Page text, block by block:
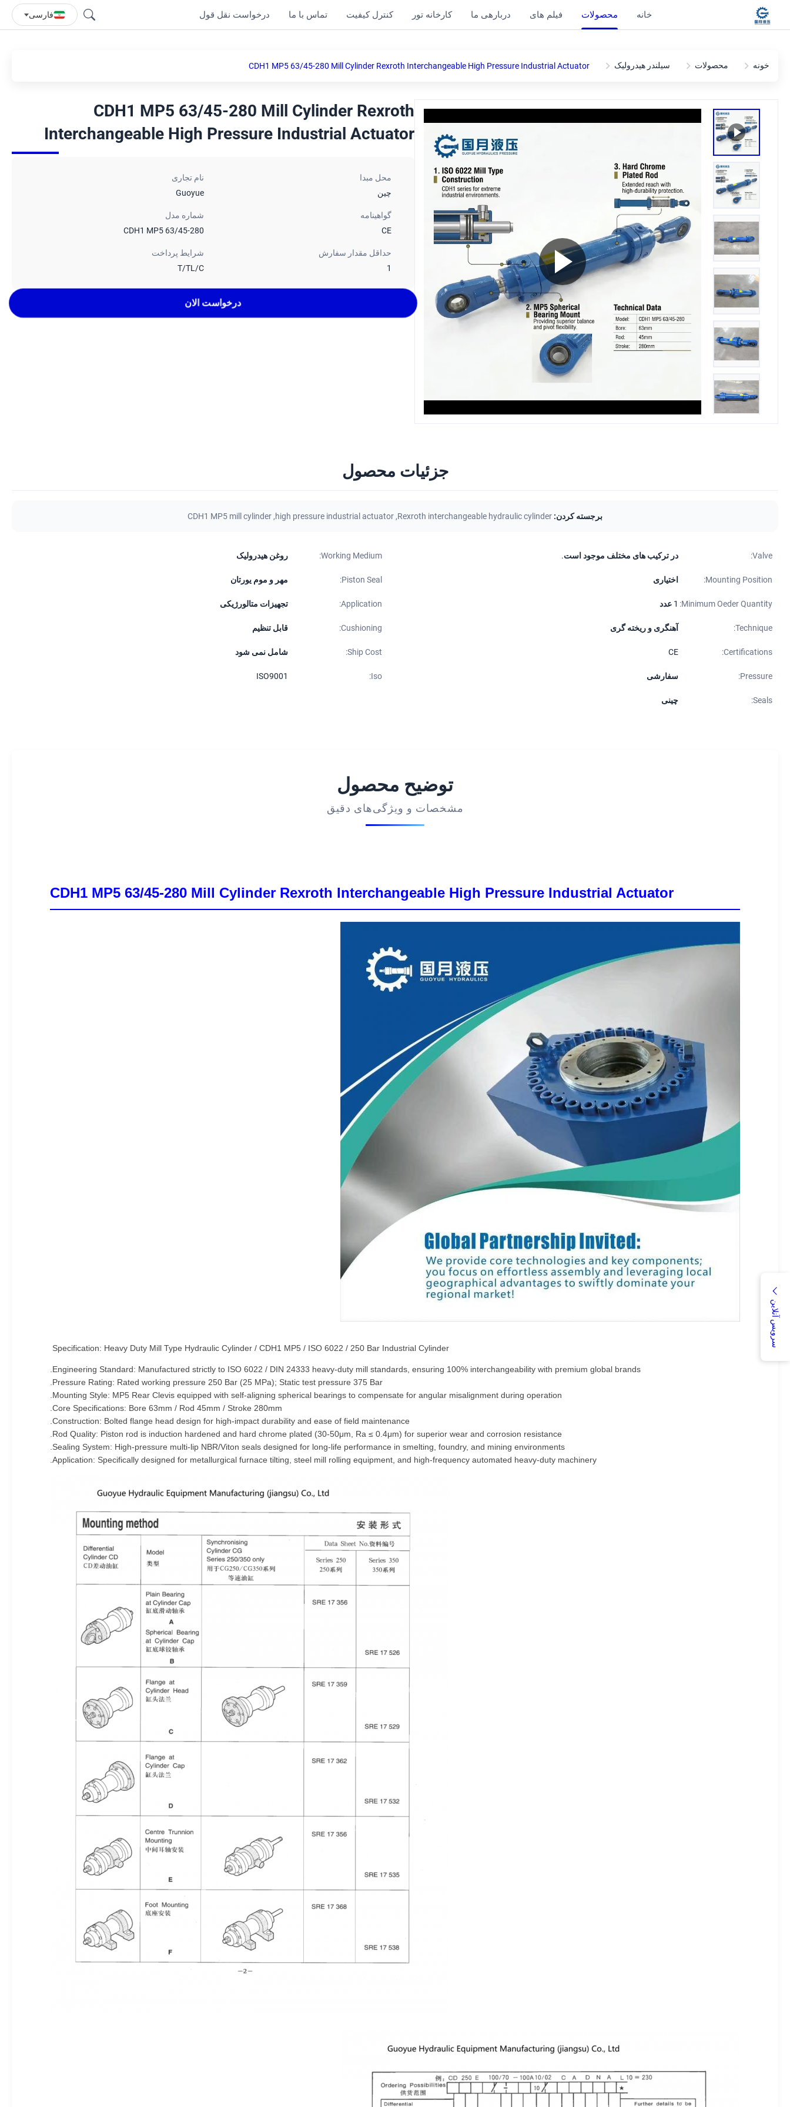
خانه محصولات فیلم های دربارهی ما کارخانه تور کنترل کیفیت تماس با ما درخواست نقل قول فارسی
سرویس آنلاین
خونه محصولات سیلندر هیدرولیک CDH1 MP5 63/45-280 Mill Cylinder Rexroth Interchangeable High Pressure Industrial Actuator
CDH1 MP5 63/45-280 Mill Cylinder Rexroth
Interchangeable High Pressure Industrial Actuator
محل مبدا
چین
نام تجاری
Guoyue
گواهینامه
CE
شماره مدل
CDH1 MP5 63/45-280
حداقل مقدار سفارش
1
شرایط پرداخت
T/TL/C
درخواست الان
جزئیات محصول
برجسته کردن: Rexroth interchangeable hydraulic cylinder
,
high pressure industrial actuator
,
CDH1 MP5 mill cylinder
Valve: در ترکیب های مختلف موجود است. Working Medium: روغن هیدرولیک
Mounting Position: اختیاری Piston Seal: مهر و موم یورتان
Minimum Oeder Quantity: 1 عدد Application: تجهیزات متالورژیکی
Technique: آهنگری و ریخته گری Cushioning: قابل تنظیم
Certifications:
CE
Ship Cost: شامل نمی شود
Pressure: سفارشی Iso:
ISO9001
Seals: چینی
توضیح محصول
مشخصات و ویژگی‌های دقیق
CDH1 MP5 63/45-280 Mill Cylinder Rexroth Interchangeable High Pressure Industrial Actuator
Specification: Heavy Duty Mill Type Hydraulic Cylinder / CDH1 MP5 / ISO 6022 / 250 Bar Industrial Cylinder
Engineering Standard: Manufactured strictly to ISO 6022 / DIN 24333 heavy-duty mill standards, ensuring 100% interchangeability with premium global brands.
Pressure Rating: Rated working pressure 250 Bar (25 MPa); Static test pressure 375 Bar.
Mounting Style: MP5 Rear Clevis equipped with self-aligning spherical bearings to compensate for angular misalignment during operation.
Core Specifications: Bore 63mm / Rod 45mm / Stroke 280mm.
Construction: Bolted flange head design for high-impact durability and ease of field maintenance.
Rod Quality: Piston rod is induction hardened and hard chrome plated (30-50μm, Ra ≤ 0.4μm) for superior wear and corrosion resistance.
Sealing System: High-pressure multi-lip NBR/Viton seals designed for long-life performance in smelting, foundry, and mining environments.
Application: Specifically designed for metallurgical furnace tilting, steel mill rolling equipment, and high-frequency automated heavy-duty machinery.